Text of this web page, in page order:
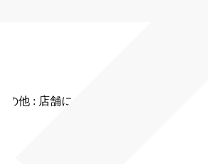
その他 : 店舗による
https://